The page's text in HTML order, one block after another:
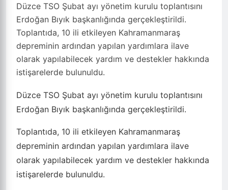
Düzce TSO Şubat ayı yönetim kurulu toplantısını
Erdoğan Bıyık başkanlığında gerçekleştirildi.
Toplantıda, 10 ili etkileyen Kahramanmaraş
depreminin ardından yapılan yardımlara ilave
olarak yapılabilecek yardım ve destekler hakkında
istişarelerde bulunuldu.
Düzce TSO Şubat ayı yönetim kurulu toplantısını
Erdoğan Bıyık başkanlığında gerçekleştirildi.
Toplantıda, 10 ili etkileyen Kahramanmaraş
depreminin ardından yapılan yardımlara ilave
olarak yapılabilecek yardım ve destekler hakkında
istişarelerde bulunuldu.